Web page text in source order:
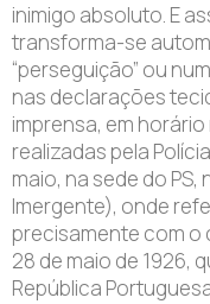
inimigo absoluto. E
transforma-se
“perseguição” ou
nas declarações
imprensa, em
realizadas pela
maio, na sede do
Imergente), onde
precisamente com o
28 de maio de 1926,
República